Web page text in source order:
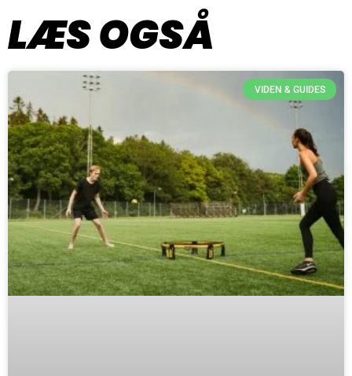
LÆS OGSÅ
VIDEN & GUIDES